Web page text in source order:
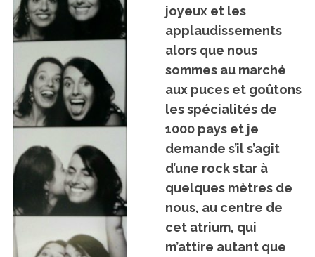
joyeux et les
applaudissements
alors que nous
sommes au marché
aux puces et goûtons
les spécialités de
1000 pays et je
demande s’il s’agit
d’une rock star à
quelques mètres de
nous, au centre de
cet atrium, qui
m’attire autant que
S
e
a
r